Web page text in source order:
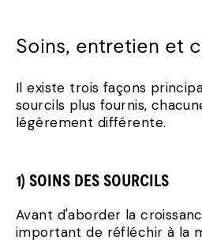
Soins, entretien et
Il existe trois façons
sourcils plus fournis,
légèrement différente.
1) SOINS DES SOURCILS
Avant d'aborder la
important de réfléchir à la